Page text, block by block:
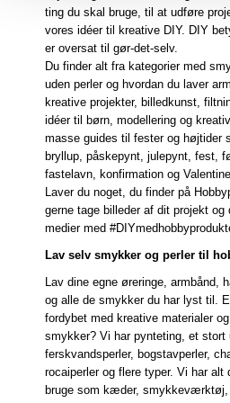
ting du skal bruge, til at udføre
vores idéer til kreative DIY. DIY
er oversat til gør-det-selv.
Du finder alt fra kategorier med
uden perler og hvordan du laver
kreative projekter, billedkunst,
idéer til børn, modellering og
masse guides til fester og højtider
bryllup, påskepynt, julepynt, fest,
fastelavn, konfirmation og
Laver du noget, du finder på
gerne tage billeder af dit projekt og
medier med
Lav selv smykker og perler til
Lav dine egne øreringe,
og alle de smykker du har lyst til.
fordybet med kreative materialer
smykker? Vi har pynteting, et stort
ferskvandsperler, bogstavperler,
rocaiperler og flere typer. Vi har
bruge som kæder, smykkeværktøj,